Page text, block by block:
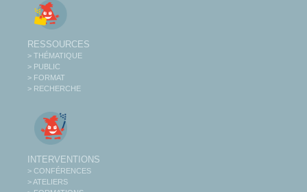
RESSOURCES
> THÉMATIQUE
> PUBLIC
> FORMAT
> RECHERCHE
INTERVENTIONS
> CONFÉRENCES
> ATELIERS